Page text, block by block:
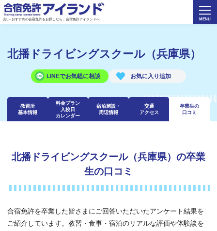
安い･おすすめの合宿免許をお探しなら、合宿免許アイランドへ
北播ドライビングスクール（兵庫県）
LINEでお気軽に相談
教習所
基本情報
料金プラン
入校日
カレンダー
宿泊施設・
周辺情報
交通
アクセス
卒業生の
口コミ
北播ドライビングスクール（兵庫県）の卒業
生の口コミ
合宿免許を卒業した皆さまにご回答いただいたアンケート結果を
ご紹介しています。 教習・食事・宿泊のリアルな評価や体験談を